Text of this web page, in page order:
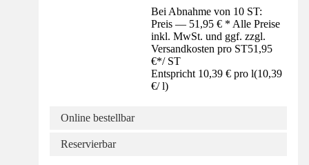
Bei Abnahme von 10 ST:
Preis — 51,95 € * Alle Preise
inkl. MwSt. und ggf. zzgl.
Versandkosten pro ST51,95
€*/ ST
Entspricht 10,39 € pro l(10,39
€/ l)
Online bestellbar
Reservierbar